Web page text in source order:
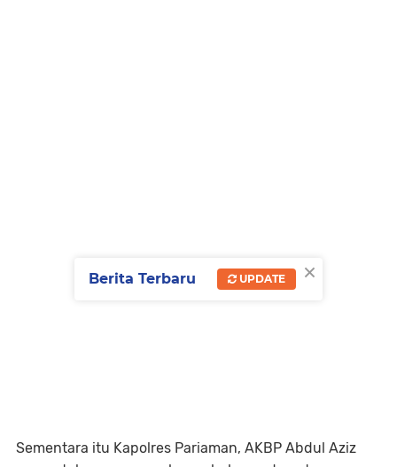
Sementara itu Kapolres Pariaman, AKBP Abdul Aziz
×
Berita Terbaru UPDATE